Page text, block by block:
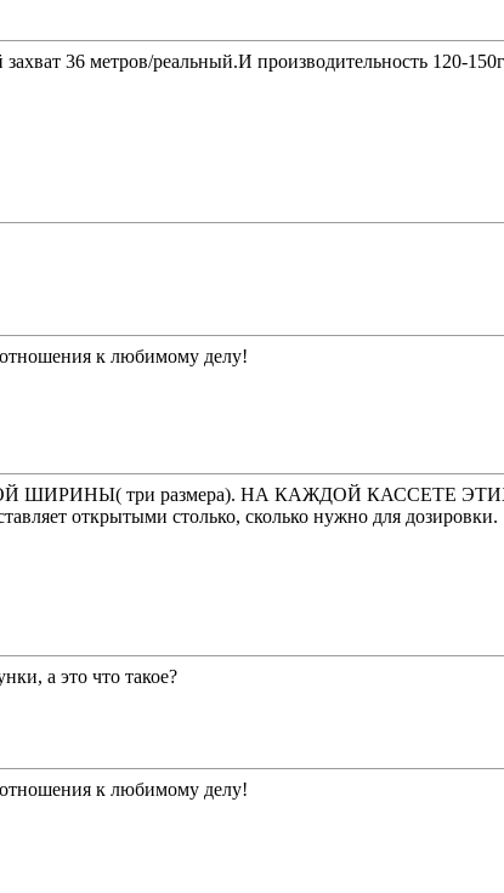
36 метров/реальный.И производительность 120-
отношения к любимому делу!
три размера). НА КАЖДОЙ КАССЕТЕ
открытыми столько, сколько нужно для дозировки.
а это что такое?
отношения к любимому делу!